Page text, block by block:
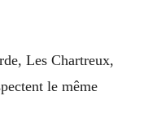
Les Chartreux,
le même